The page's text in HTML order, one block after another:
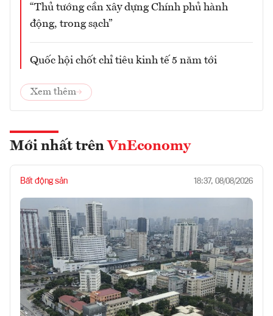
“Thủ tướng cần xây dựng Chính phủ hành
động, trong sạch”
Quốc hội chốt chỉ tiêu kinh tế 5 năm tới
Xem thêm
Mới nhất trên VnEconomy
Bất động sản 18:37, 08/08/2026